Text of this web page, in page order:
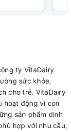
ty VitaDairy
sức khỏe,
cho trẻ. VitaDairy
hoạt động vì con
sản phẩm dinh
hợp với nhu cầu,